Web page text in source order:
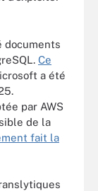
documents
Ce
a été
par AWS
de la
fait la